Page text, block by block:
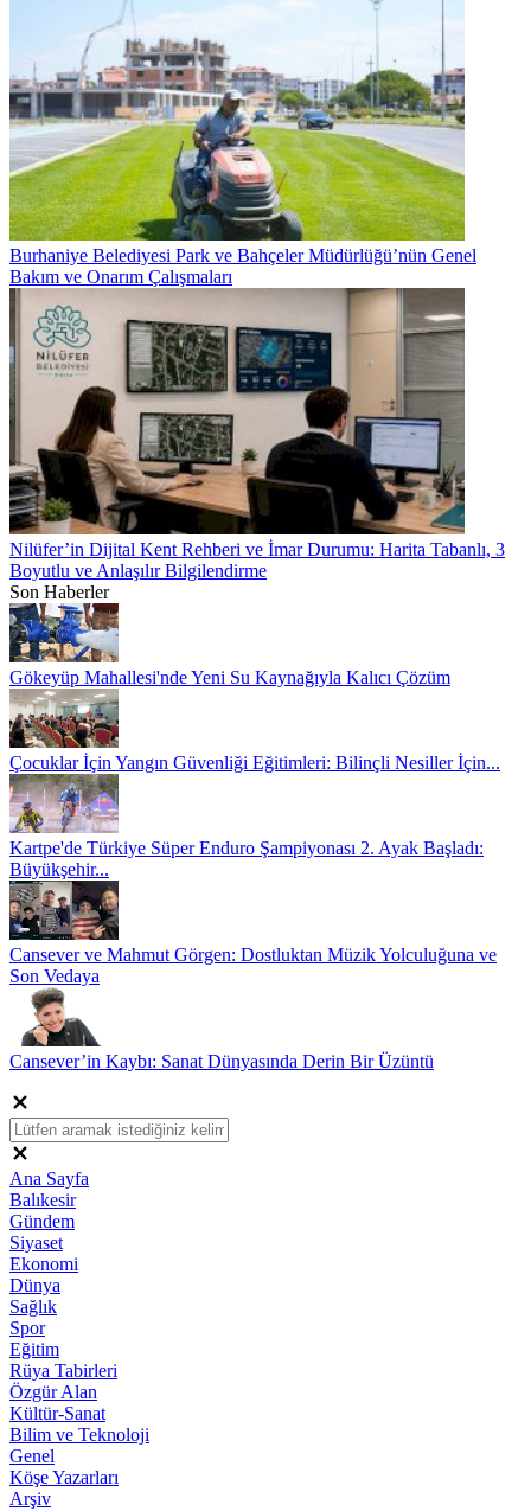
Burhaniye Belediyesi Park ve Bahçeler Müdürlüğü’nün Genel
Bakım ve Onarım Çalışmaları
Nilüfer’in Dijital Kent Rehberi ve İmar Durumu: Harita Tabanlı, 3
Boyutlu ve Anlaşılır Bilgilendirme
Son Haberler
Gökeyüp Mahallesi'nde Yeni Su Kaynağıyla Kalıcı Çözüm
Çocuklar İçin Yangın Güvenliği Eğitimleri: Bilinçli Nesiller İçin...
Kartpe'de Türkiye Süper Enduro Şampiyonası 2. Ayak Başladı:
Büyükşehir...
Cansever ve Mahmut Görgen: Dostluktan Müzik Yolculuğuna ve
Son Vedaya
Cansever’in Kaybı: Sanat Dünyasında Derin Bir Üzüntü
Ana Sayfa
Balıkesir
Gündem
Siyaset
Ekonomi
Dünya
Sağlık
Spor
Eğitim
Rüya Tabirleri
Özgür Alan
Kültür-Sanat
Bilim ve Teknoloji
Genel
Köşe Yazarları
Arşiv